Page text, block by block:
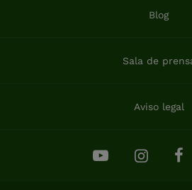
Blog
Sala de
Aviso legal